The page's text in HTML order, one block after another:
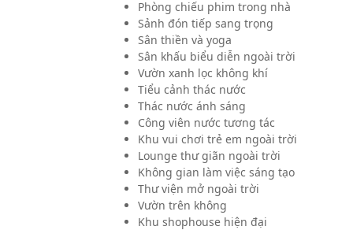
Phòng chiếu phim trong nhà
Sảnh đón tiếp sang trọng
Sân thiền và yoga
Sân khấu biểu diễn ngoài trời
Vườn xanh lọc không khí
Tiểu cảnh thác nước
Thác nước ánh sáng
Công viên nước tương tác
Khu vui chơi trẻ em ngoài trời
Lounge thư giãn ngoài trời
Không gian làm việc sáng tạo
Thư viện mở ngoài trời
Vườn trên không
Khu shophouse hiện đại